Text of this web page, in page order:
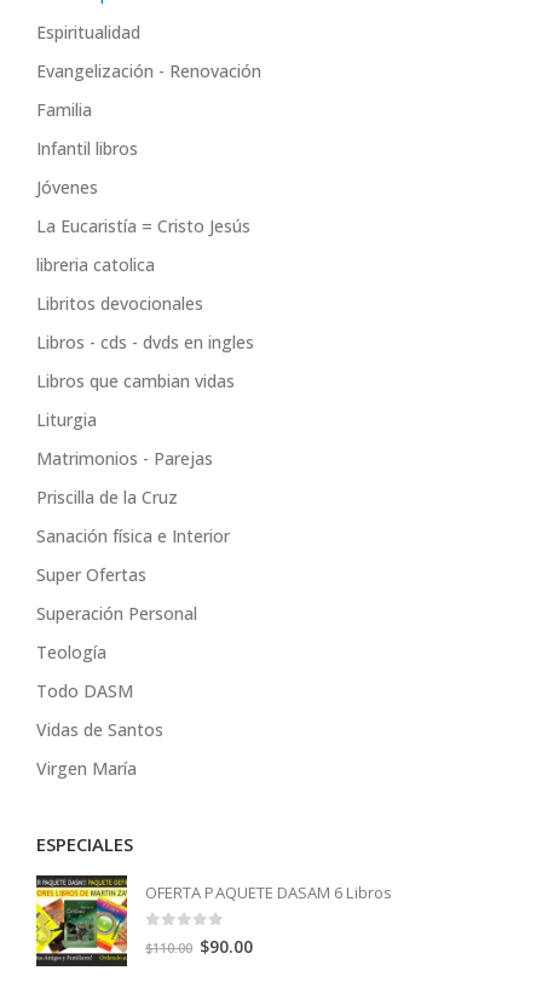
Espiritualidad
Evangelización - Renovación
Familia
Infantil libros
Jóvenes
La Eucaristía = Cristo Jesús
libreria catolica
Libritos devocionales
Libros - cds - dvds en ingles
Libros que cambian vidas
Liturgia
Matrimonios - Parejas
Priscilla de la Cruz
Sanación física e Interior
Super Ofertas
Superación Personal
Teología
Todo DASM
Vidas de Santos
Virgen María
ESPECIALES
OFERTA PAQUETE DASAM 6 Libros
out of 5
$110.00 Original
$90.00Current